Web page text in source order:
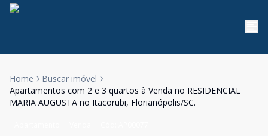
Home
Buscar imóvel
Apartamentos com 2 e 3 quartos à Venda no RESIDENCIAL
MARIA AUGUSTA no Itacorubi, Florianópolis/SC.